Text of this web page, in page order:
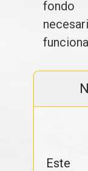
fondo
Este